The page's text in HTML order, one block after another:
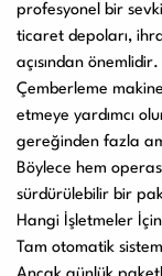
profesyonel bir
ticaret depoları,
açısından önemlidir.
Çemberleme
etmeye yardımcı
gereğinden fazla
Böylece hem
sürdürülebilir bir
Hangi İşletmeler
Tam otomatik